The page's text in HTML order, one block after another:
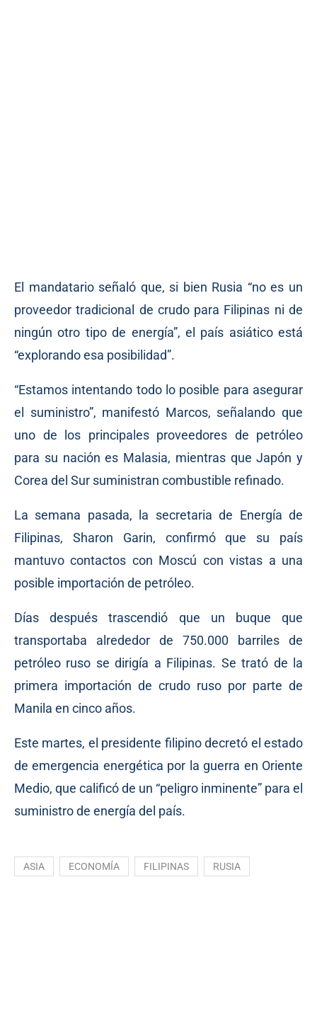
El mandatario señaló que, si bien Rusia “no es un
proveedor tradicional de crudo para Filipinas ni de
ningún otro tipo de energía”, el país asiático está
“explorando esa posibilidad”.
“Estamos intentando todo lo posible para asegurar
el suministro”, manifestó Marcos, señalando que
uno de los principales proveedores de petróleo
para su nación es Malasia, mientras que Japón y
Corea del Sur suministran combustible refinado.
La semana pasada, la secretaria de Energía de
Filipinas, Sharon Garin, confirmó que su país
mantuvo contactos con Moscú con vistas a una
posible importación de petróleo.
Días después trascendió que un buque que
transportaba alrededor de 750.000 barriles de
petróleo ruso se dirigía a Filipinas. Se trató de la
primera importación de crudo ruso por parte de
Manila en cinco años.
Este martes, el presidente filipino decretó el estado
de emergencia energética por la guerra en Oriente
Medio, que calificó de un “peligro inminente” para el
suministro de energía del país.
ASIA ECONOMÍA FILIPINAS RUSIA